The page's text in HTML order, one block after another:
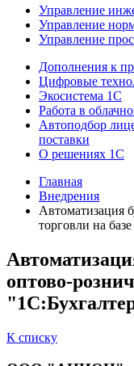
Управление
Управление
Управление
Дополнения к
Цифровые
Экосистема 1С
Работа в
Автоподбор
поставки
О решениях 1С
Главная
Внедрения
Автоматизация
торговли на
оптово-
К списку